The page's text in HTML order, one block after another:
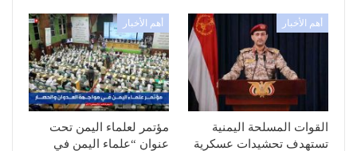
أهم الأخبار
القوات المسلحة اليمنية
تستهدف تحشيدات عسكرية
أهم الأخبار
مؤتمر لعلماء اليمن تحت
عنوان “علماء اليمن في